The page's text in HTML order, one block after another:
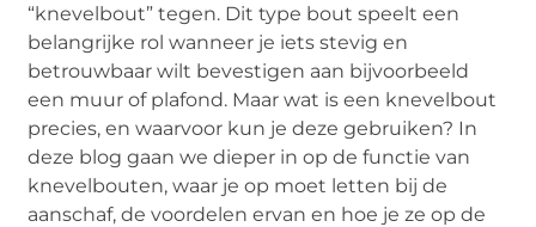
“knevelbout” tegen. Dit type bout speelt een
belangrijke rol wanneer je iets stevig en
betrouwbaar wilt bevestigen aan bijvoorbeeld
een muur of plafond. Maar wat is een knevelbout
precies, en waarvoor kun je deze gebruiken? In
deze blog gaan we dieper in op de functie van
knevelbouten, waar je op moet letten bij de
aanschaf, de voordelen ervan en hoe je ze op de